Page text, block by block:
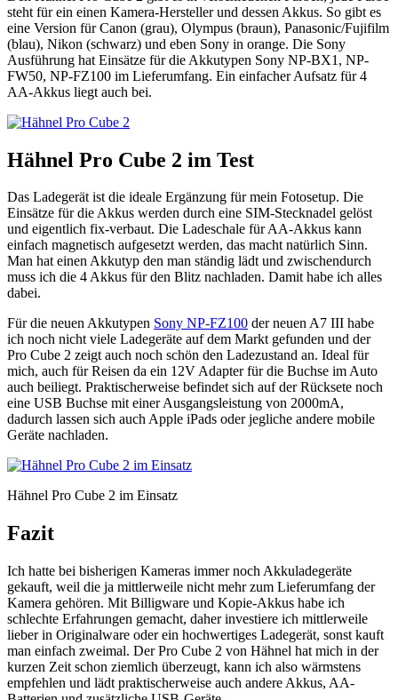
steht für ein einen Kamera-Hersteller und dessen Akkus. So gibt es
eine Version für Canon (grau), Olympus (braun), Panasonic/Fujifilm
(blau), Nikon (schwarz) und eben Sony in orange. Die Sony
Ausführung hat Einsätze für die Akkutypen Sony NP-BX1, NP-
FW50, NP-FZ100 im Lieferumfang. Ein einfacher Aufsatz für 4
AA-Akkus liegt auch bei.
Hähnel Pro Cube 2 im Test
Das Ladegerät ist die ideale Ergänzung für mein Fotosetup. Die
Einsätze für die Akkus werden durch eine SIM-Stecknadel gelöst
und eigentlich fix-verbaut. Die Ladeschale für AA-Akkus kann
einfach magnetisch aufgesetzt werden, das macht natürlich Sinn.
Man hat einen Akkutyp den man ständig lädt und zwischendurch
muss ich die 4 Akkus für den Blitz nachladen. Damit habe ich alles
dabei.
Für die neuen Akkutypen Sony NP-FZ100 der neuen A7 III habe
ich noch nicht viele Ladegeräte auf dem Markt gefunden und der
Pro Cube 2 zeigt auch noch schön den Ladezustand an. Ideal für
mich, auch für Reisen da ein 12V Adapter für die Buchse im Auto
auch beiliegt. Praktischerweise befindet sich auf der Rücksete noch
eine USB Buchse mit einer Ausgangsleistung von 2000mA,
dadurch lassen sich auch Apple iPads oder jegliche andere mobile
Geräte nachladen.
Hähnel Pro Cube 2 im Einsatz
Fazit
Ich hatte bei bisherigen Kameras immer noch Akkuladegeräte
gekauft, weil die ja mittlerweile nicht mehr zum Lieferumfang der
Kamera gehören. Mit Billigware und Kopie-Akkus habe ich
schlechte Erfahrungen gemacht, daher investiere ich mittlerweile
lieber in Originalware oder ein hochwertiges Ladegerät, sonst kauft
man einfach zweimal. Der Pro Cube 2 von Hähnel hat mich in der
kurzen Zeit schon ziemlich überzeugt, kann ich also wärmstens
empfehlen und lädt praktischerweise auch andere Akkus, AA-